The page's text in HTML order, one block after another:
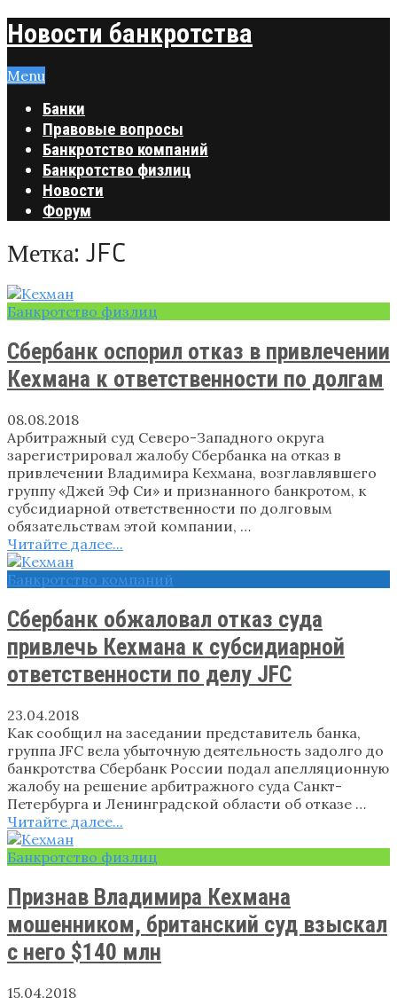
Новости банкротства
Menu
Банки
Правовые вопросы
Банкротство компаний
Банкротство физлиц
Новости
Форум
Метка: JFC
Банкротство физлиц
Сбербанк оспорил отказ в привлечении
Кехмана к ответственности по долгам
08.08.2018
Арбитражный суд Северо-Западного округа
зарегистрировал жалобу Сбербанка на отказ в
привлечении Владимира Кехмана, возглавлявшего
группу «Джей Эф Си» и признанного банкротом, к
субсидиарной ответственности по долговым
обязательствам этой компании, …
Читайте далее...
Банкротство компаний
Сбербанк обжаловал отказ суда
привлечь Кехмана к субсидиарной
ответственности по делу JFC
23.04.2018
Как сообщил на заседании представитель банка,
группа JFC вела убыточную деятельность задолго до
банкротства Сбербанк России подал апелляционную
жалобу на решение арбитражного суда Санкт-
Петербурга и Ленинградской области об отказе …
Читайте далее...
Банкротство физлиц
Признав Владимира Кехмана
мошенником, британский суд взыскал
с него $140 млн
15.04.2018